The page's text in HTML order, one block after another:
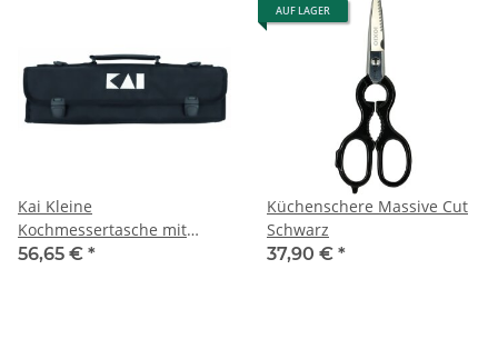
Kai Kleine
Kochmessertasche mit
Trageriemen
56,65 € *
AUF LAGER
Küchenschere Massive Cut
Schwarz
37,90 € *